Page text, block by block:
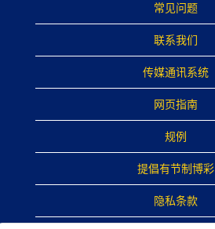
常见问题
联系我们
传媒通讯系统
网页指南
规例
提倡有节制博彩
隐私条款